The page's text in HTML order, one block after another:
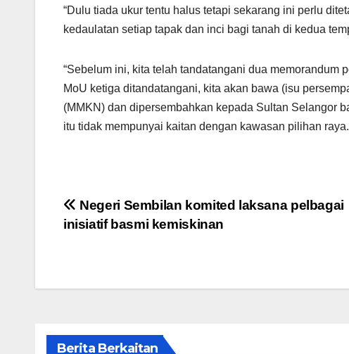
“Dulu tiada ukur tentu halus tetapi sekarang ini perlu
kedaulatan setiap tapak dan inci bagi tanah di kedua
“Sebelum ini, kita telah tandatangani dua
MoU ketiga ditandatangani, kita akan bawa (isu
(MMKN) dan dipersembahkan kepada Sultan Selangor
itu tidak mempunyai kaitan dengan kawasan pilihan
Post
Negeri Sembilan komited laksana pelbagai
inisiatif basmi kemiskinan
Berita Berkaitan